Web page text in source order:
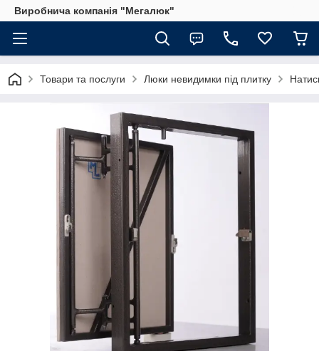
Виробнича компанія "Мегалюк"
Товари та послуги Люки невидимки під плитку